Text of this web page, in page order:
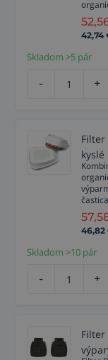
42,74
Skladom >5 pár
- +
Filter
kyslé
46,82
Skladom >10 pár
- +
Filter